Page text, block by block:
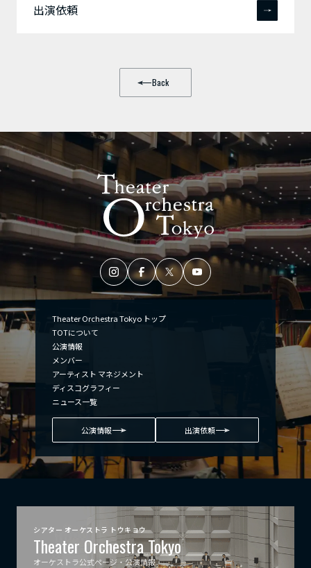
出演依頼
Back
Theater Orchestra Tokyo トップ
TOTについて
公演情報
メンバー
アーティスト マネジメント
ディスコグラフィー
ニュース一覧
公演情報 出演依頼
シアター オーケストラ トウキョウ
Theater Orchestra Tokyo
オーケストラ公式ページ・公演情報